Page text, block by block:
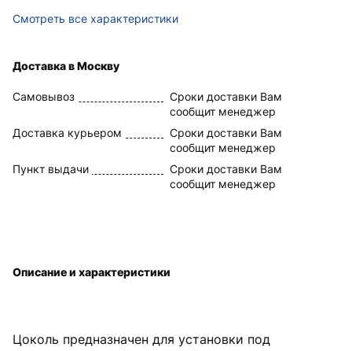
Смотреть все характеристики
Доставка в Москву
Самовывоз
Сроки доставки Вам
сообщит менеджер
Доставка курьером
Сроки доставки Вам
сообщит менеджер
Пункт выдачи
Сроки доставки Вам
сообщит менеджер
Цоколь предназначен для установки под
Описание и характеристики